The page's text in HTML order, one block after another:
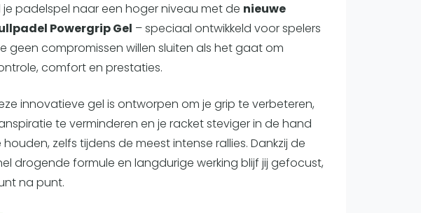
je padelspel naar een hoger niveau met de nieuwe
Powergrip Gel – speciaal ontwikkeld voor spelers
geen compromissen willen sluiten als het gaat om
comfort en prestaties.
innovatieve gel is ontworpen om je grip te verbeteren,
te verminderen en je racket steviger in de hand
houden, zelfs tijdens de meest intense rallies. Dankzij de
drogende formule en langdurige werking blijf jij gefocust,
na punt.